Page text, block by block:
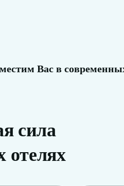
Вас в
сила
отелях